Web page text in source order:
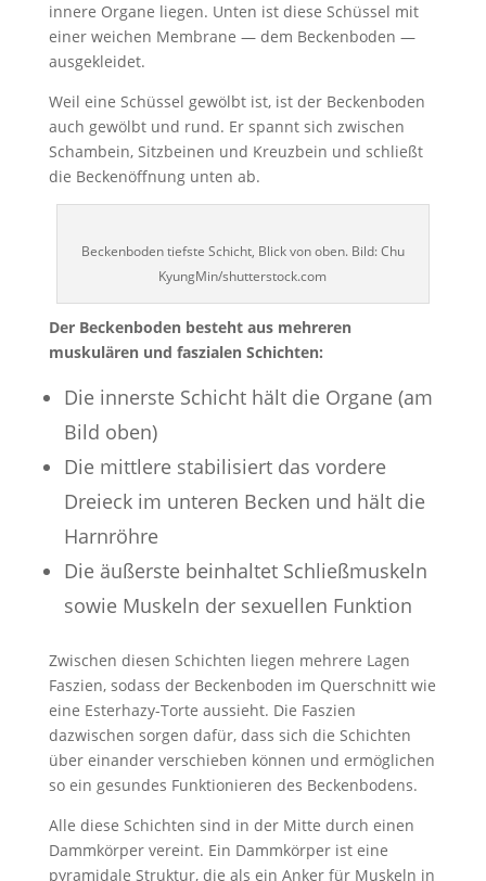
innere Organe liegen. Unten ist diese Schüssel mit
einer weichen Membrane — dem Beckenboden —
ausgekleidet.
Weil eine Schüssel gewölbt ist, ist der Beckenboden
auch gewölbt und rund. Er spannt sich zwischen
Schambein, Sitzbeinen und Kreuzbein und schließt
die Beckenöffnung unten ab.
Beckenboden tiefste Schicht, Blick von oben. Bild: Chu
KyungMin/shutterstock.com
Der Beckenboden besteht aus mehreren
muskulären und faszialen Schichten:
Die innerste Schicht hält die Organe (am
Bild oben)
Die mittlere stabilisiert das vordere
Dreieck im unteren Becken und hält die
Harnröhre
Die äußerste beinhaltet Schließmuskeln
sowie Muskeln der sexuellen Funktion
Zwischen diesen Schichten liegen mehrere Lagen
Faszien, sodass der Beckenboden im Querschnitt wie
eine Esterhazy-Torte aussieht. Die Faszien
dazwischen sorgen dafür, dass sich die Schichten
über einander verschieben können und ermöglichen
so ein gesundes Funktionieren des Beckenbodens.
Alle diese Schichten sind in der Mitte durch einen
Dammkörper vereint. Ein Dammkörper ist eine
pyramidale Struktur, die als ein Anker für Muskeln in